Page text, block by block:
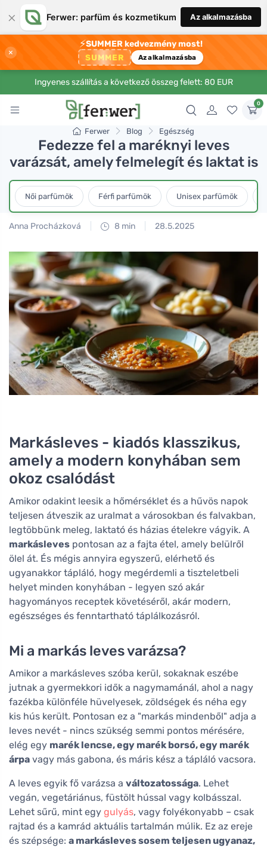
× Ferwer: parfüm és kozmetikum Az alkalmazásba
×
⚡SUMMER kedvezmény most!
SUMMER Az alkalmazásba
Ingyenes szállítás a következő összeg felett: 80 EUR
0
Ferwer Blog Egészség
Fedezze fel a maréknyi leves
varázsát, amely felmelegít és laktat is
Női parfümök Férfi parfümök Unisex parfümök
Anna Procházková 8 min 28.5.2025
Markásleves - kiadós klasszikus,
amely a modern konyhában sem
okoz csalódást
Amikor odakint leesik a hőmérséklet és a hűvös napok
teljesen átveszik az uralmat a városokban és falvakban,
legtöbbünk meleg, laktató és házias ételekre vágyik. A
markásleves pontosan az a fajta étel, amely belülről
ölel át. És mégis annyira egyszerű, elérhető és
ugyanakkor tápláló, hogy megérdemli a tiszteletbeli
helyet minden konyhában - legyen szó akár
hagyományos receptek követéséről, akár modern,
egészséges és fenntartható táplálkozásról.
Mi a markás leves varázsa?
Amikor a markásleves szóba kerül, sokaknak eszébe
jutnak a gyermekkori idők a nagymamánál, ahol a nagy
fazékba különféle hüvelyesek, zöldségek és néha egy
kis hús került. Pontosan ez a "markás mindenből" adja a
leves nevét - nincs szükség semmi pontos mérésére,
elég egy marék lencse, egy marék borsó, egy marék
árpa vagy más gabona, és máris kész a tápláló vacsora.
A leves egyik fő varázsa a változatossága. Lehet
vegán, vegetáriánus, füstölt hússal vagy kolbásszal.
Lehet sűrű, mint egy gulyás, vagy folyékonyabb – csak
rajtad és a kamrád aktuális tartalmán múlik. Ez az ereje
és szépsége: a markásleves sosem teljesen ugyanaz,